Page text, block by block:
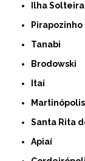
Ilha Solteira
Pirapozinho
Tanabi
Brodowski
Itaí
Martinópolis
Santa Rita
Apiaí